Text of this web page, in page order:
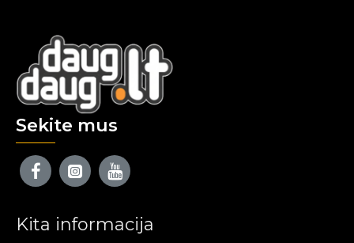
Sekite mus
Kita informacija